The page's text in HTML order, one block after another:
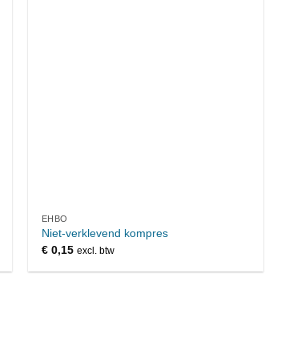
EHBO
Niet-verklevend kompres
€0,15 excl. btw